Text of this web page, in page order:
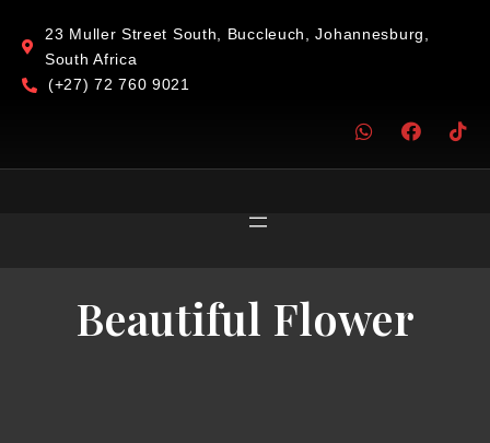
23 Muller Street South, Buccleuch, Johannesburg,
South Africa
(+27) 72 760 9021
Beautiful Flower